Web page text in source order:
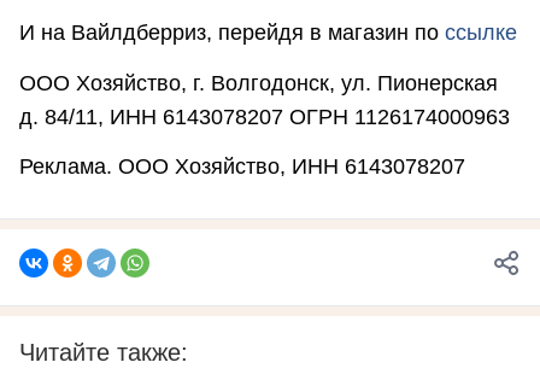
И на Вайлдберриз, перейдя в магазин по ссылке
ООО Хозяйство, г. Волгодонск, ул. Пионерская
д. 84/11, ИНН 6143078207 ОГРН 1126174000963
Реклама. ООО Хозяйство, ИНН 6143078207
Читайте также: